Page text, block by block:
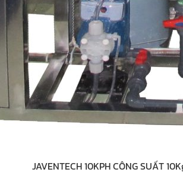
JAVENTECH 10KPH CÔNG SUẤT